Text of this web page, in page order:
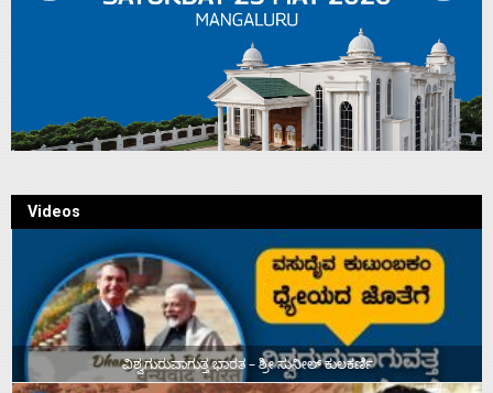
Videos
ವಿಶ್ವಗುರುವಾಗುತ್ತ ಭಾರತ – ಶ್ರೀ ಸುನೀಲ್‌ ಕುಲಕರ್ಣಿ